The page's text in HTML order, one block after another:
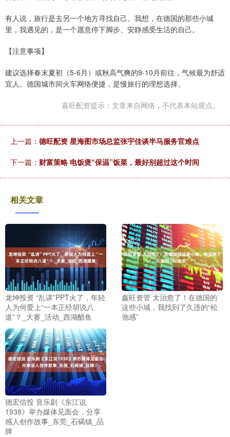
有人说，旅行是去另一个地方寻找自己。我想，在德国的那些小城
里，我遇见的，是一个愿意停下脚步、安静感受生活的自己。
【注意事项】
建议选择春末夏初（5-6月）或秋高气爽的9-10月前往，气候最为舒适
宜人。德国城市间火车网络便捷，是慢旅行的理想选择。
嘉旺配资提示：文章来自网络，不代表本站观点。
上一篇： 德旺配资 星海图市场总监张宇佳谈半马服务官难点
下一篇： 财富策略 电饭煲“保温”饭菜，最好别超过这个时间
相关文章
龙坤投资 “乱讲”PPT火了，年轻
人为何爱上“一本正经胡说八
道”？_大赛_活动_西湖醋鱼
鑫旺资管 太治愈了！在德国的
这些小城，我找到了久违的“松
弛感”
德宏信投 音乐剧《东江说
1938》举办媒体见面会，分享
感人创作故事_东莞_石碣镇_品
牌